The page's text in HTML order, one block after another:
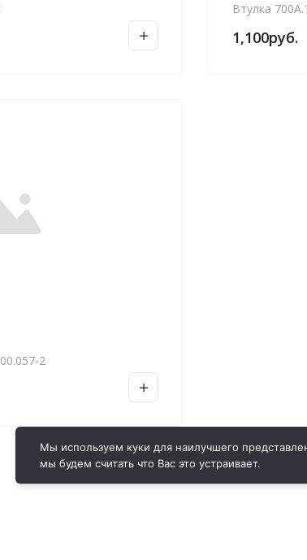
Втулка
1,100руб.
2
Мы используем куки для наилучшего
мы будем считать что Вас это устраивает.